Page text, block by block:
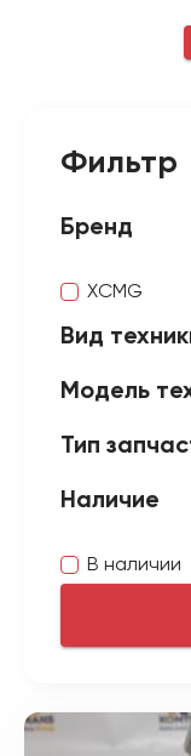
Фильтр
Бренд
XCMG
Вид
Модель
Тип
Наличие
В наличии